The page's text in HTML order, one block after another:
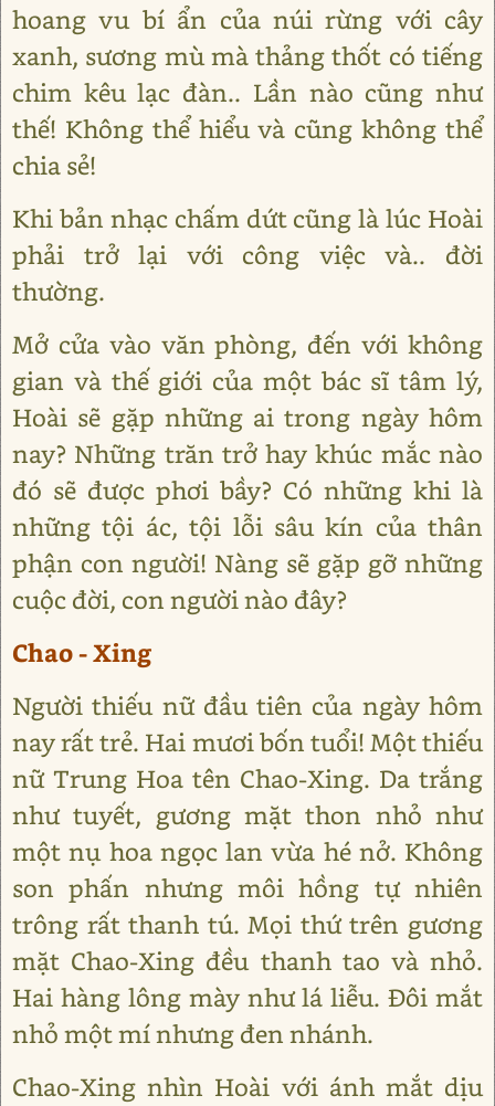
hoang vu bí ẩn của núi rừng với cây
xanh, sương mù mà thảng thốt có tiếng
chim kêu lạc đàn.. Lần nào cũng như
thế! Không thể hiểu và cũng không thể
chia sẻ!
Khi bản nhạc chấm dứt cũng là lúc Hoài
phải trở lại với công việc và.. đời
thường.
Mở cửa vào văn phòng, đến với không
gian và thế giới của một bác sĩ tâm lý,
Hoài sẽ gặp những ai trong ngày hôm
nay? Những trăn trở hay khúc mắc nào
đó sẽ được phơi bầy? Có những khi là
những tội ác, tội lỗi sâu kín của thân
phận con người! Nàng sẽ gặp gỡ những
cuộc đời, con người nào đây?
Chao - Xing
Người thiếu nữ đầu tiên của ngày hôm
nay rất trẻ. Hai mươi bốn tuổi! Một thiếu
nữ Trung Hoa tên Chao-Xing. Da trắng
như tuyết, gương mặt thon nhỏ như
một nụ hoa ngọc lan vừa hé nở. Không
son phấn nhưng môi hồng tự nhiên
trông rất thanh tú. Mọi thứ trên gương
mặt Chao-Xing đều thanh tao và nhỏ.
Hai hàng lông mày như lá liễu. Đôi mắt
nhỏ một mí nhưng đen nhánh.
Chao-Xing nhìn Hoài với ánh mắt dịu